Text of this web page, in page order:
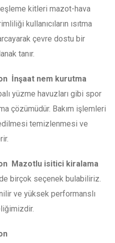
kitleri mazot-hava
kullanıcıların ısıtma
çevre dostu bir
tanır.
İnşaat nem kurutma
yüzme havuzları gibi spor
çözümüdür. Bakım işlemleri
edilmesi temizlenmesi ve
Mazotlu isitici kiralama
birçok seçenek bulabiliriz.
ve yüksek performanslı